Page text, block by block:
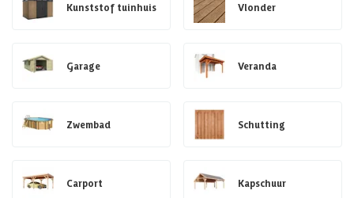
Kunststof tuinhuis Vlonder
Garage Veranda
Zwembad Schutting
Carport Kapschuur